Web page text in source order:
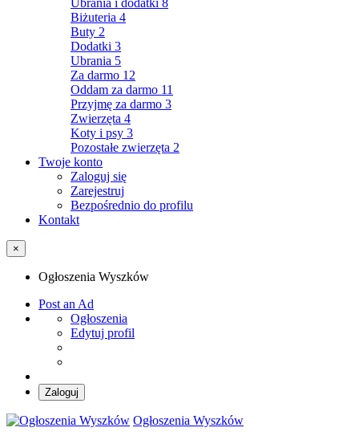
Ubrania i dodatki 8
Biżuteria 4
Buty 2
Dodatki 3
Ubrania 5
Za darmo 12
Oddam za darmo 11
Przyjmę za darmo 3
Zwierzęta 4
Koty i psy 3
Pozostałe zwierzęta 2
Twoje konto
Zaloguj się
Zarejestruj
Bezpośrednio do profilu
Kontakt
×
Ogłoszenia Wyszków
Post an Ad
Ogłoszenia
Edytuj profil
Zaloguj
Ogłoszenia Wyszków